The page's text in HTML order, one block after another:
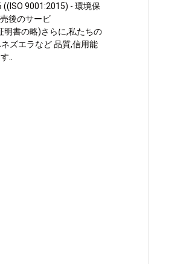
9001:2015) - 環境保
後のサービ
明書の略)さらに,私たちの
ズエラなど 品質,信用能
..